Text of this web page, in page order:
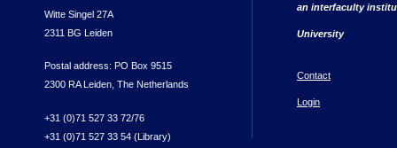
Witte Singel 27A
2311 BG Leiden
Postal address: PO Box 9515
2300 RA Leiden, The Netherlands
+31 (0)71 527 33 72/76
+31 (0)71 527 33 54 (Library)
an interfaculty
University
Contact
Login